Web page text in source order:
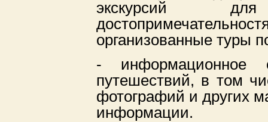
экскурсий
организованные туры
- информационное
путешествий, в том
фотографий и других
информации.